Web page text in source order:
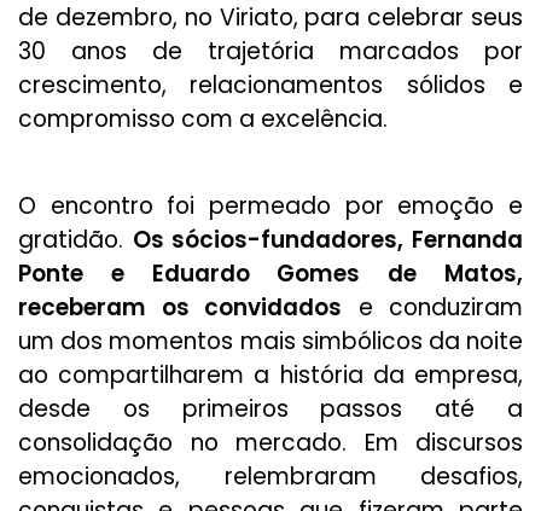
de dezembro, no Viriato, para celebrar seus
30 anos de trajetória marcados por
crescimento, relacionamentos sólidos e
compromisso com a excelência.
O encontro foi permeado por emoção e
gratidão. Os sócios-fundadores, Fernanda
Ponte e Eduardo Gomes de Matos,
receberam os convidados e conduziram
um dos momentos mais simbólicos da noite
ao compartilharem a história da empresa,
desde os primeiros passos até a
consolidação no mercado. Em discursos
emocionados, relembraram desafios,